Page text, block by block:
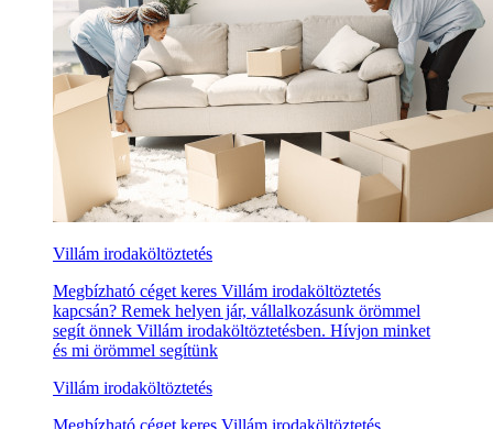
Villám irodaköltöztetés
Megbízható céget keres Villám irodaköltöztetés
kapcsán? Remek helyen jár, vállalkozásunk örömmel
segít önnek Villám irodaköltöztetésben. Hívjon minket
és mi örömmel segítünk
Villám irodaköltöztetés